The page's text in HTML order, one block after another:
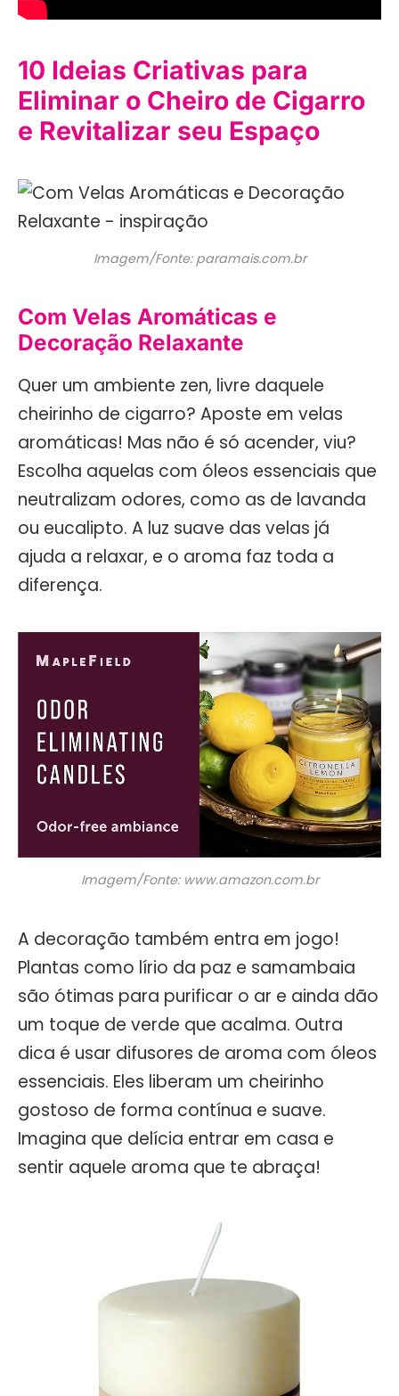
10 Ideias Criativas para
Eliminar o Cheiro de Cigarro
e Revitalizar seu Espaço
Imagem/Fonte: paramais.com.br
Com Velas Aromáticas e
Decoração Relaxante
Quer um ambiente zen, livre daquele
cheirinho de cigarro? Aposte em velas
aromáticas! Mas não é só acender, viu?
Escolha aquelas com óleos essenciais que
neutralizam odores, como as de lavanda
ou eucalipto. A luz suave das velas já
ajuda a relaxar, e o aroma faz toda a
diferença.
Imagem/Fonte: www.amazon.com.br
A decoração também entra em jogo!
Plantas como lírio da paz e samambaia
são ótimas para purificar o ar e ainda dão
um toque de verde que acalma. Outra
dica é usar difusores de aroma com óleos
essenciais. Eles liberam um cheirinho
gostoso de forma contínua e suave.
Imagina que delícia entrar em casa e
sentir aquele aroma que te abraça!